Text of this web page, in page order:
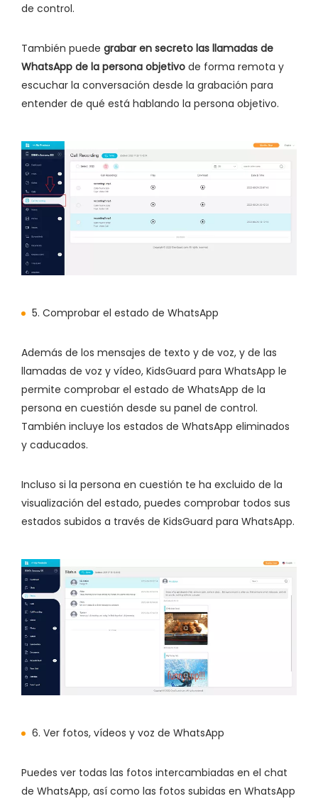
de control.
También puede grabar en secreto las llamadas de
WhatsApp de la persona objetivo de forma remota y
escuchar la conversación desde la grabación para
entender de qué está hablando la persona objetivo.
5. Comprobar el estado de WhatsApp
Además de los mensajes de texto y de voz, y de las
llamadas de voz y vídeo, KidsGuard para WhatsApp le
permite comprobar el estado de WhatsApp de la
persona en cuestión desde su panel de control.
También incluye los estados de WhatsApp eliminados
y caducados.
Incluso si la persona en cuestión te ha excluido de la
visualización del estado, puedes comprobar todos sus
estados subidos a través de KidsGuard para WhatsApp.
6. Ver fotos, vídeos y voz de WhatsApp
Puedes ver todas las fotos intercambiadas en el chat
de WhatsApp, así como las fotos subidas en WhatsApp